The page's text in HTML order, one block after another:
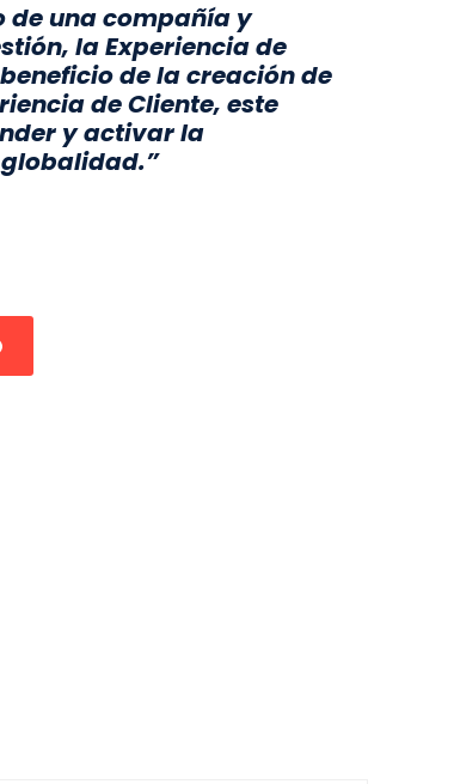
de una compañía y
la Experiencia de
de la creación de
de Cliente, este
y activar la
globalidad.”